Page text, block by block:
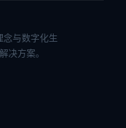
念与数字化生
决方案。